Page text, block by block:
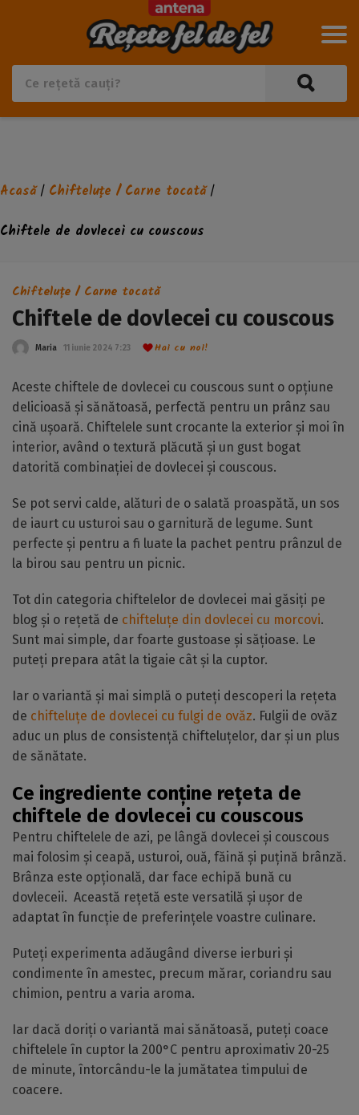
Acasă/ Chifteluțe / Carne tocată/
Chiftele de dovlecei cu couscous
Chifteluțe / Carne tocată
Chiftele de dovlecei cu couscous
Maria 11 iunie 2024 7:23 Hai cu noi!
Aceste chiftele de dovlecei cu couscous sunt o opțiune
delicioasă și sănătoasă, perfectă pentru un prânz sau
cină ușoară. Chiftelele sunt crocante la exterior și moi în
interior, având o textură plăcută și un gust bogat
datorită combinației de dovlecei și couscous.
Se pot servi calde, alături de o salată proaspătă, un sos
de iaurt cu usturoi sau o garnitură de legume. Sunt
perfecte și pentru a fi luate la pachet pentru prânzul de
la birou sau pentru un picnic.
Tot din categoria chiftelelor de dovlecei mai găsiți pe
blog și o rețetă de chifteluțe din dovlecei cu morcovi.
Sunt mai simple, dar foarte gustoase și sățioase. Le
puteți prepara atât la tigaie cât și la cuptor.
Iar o variantă și mai simplă o puteți descoperi la rețeta
de chifteluțe de dovlecei cu fulgi de ovăz. Fulgii de ovăz
aduc un plus de consistență chifteluțelor, dar și un plus
de sănătate.
Ce ingrediente conține rețeta de
chiftele de dovlecei cu couscous
Pentru chiftelele de azi, pe lângă dovlecei și couscous
mai folosim și ceapă, usturoi, ouă, făină și puțină brânză.
Brânza este opțională, dar face echipă bună cu
dovleceii. Această rețetă este versatilă și ușor de
adaptat în funcție de preferințele voastre culinare.
Puteți experimenta adăugând diverse ierburi și
condimente în amestec, precum mărar, coriandru sau
chimion, pentru a varia aroma.
Iar dacă doriți o variantă mai sănătoasă, puteți coace
chiftelele în cuptor la 200°C pentru aproximativ 20-25
de minute, întorcându-le la jumătatea timpului de
coacere.